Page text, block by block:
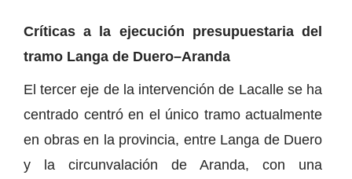
Críticas a la ejecución presupuestaria del
tramo Langa de Duero–Aranda
El tercer eje de la intervención de Lacalle se ha
centrado centró en el único tramo actualmente
en obras en la provincia, entre Langa de Duero
y la circunvalación de Aranda, con una